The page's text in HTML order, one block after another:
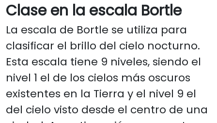
Clase en la escala Bortle
La escala de Bortle se utiliza para
clasificar el brillo del cielo nocturno.
Esta escala tiene 9 niveles, siendo el
nivel 1 el de los cielos más oscuros
existentes en la Tierra y el nivel 9 el
del cielo visto desde el centro de una